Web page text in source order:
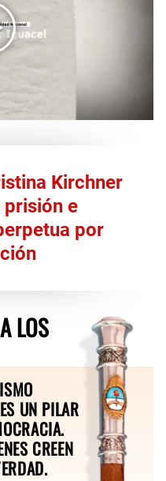
Kirchner
prisión e
por
LOS
UN PILAR
CREEN